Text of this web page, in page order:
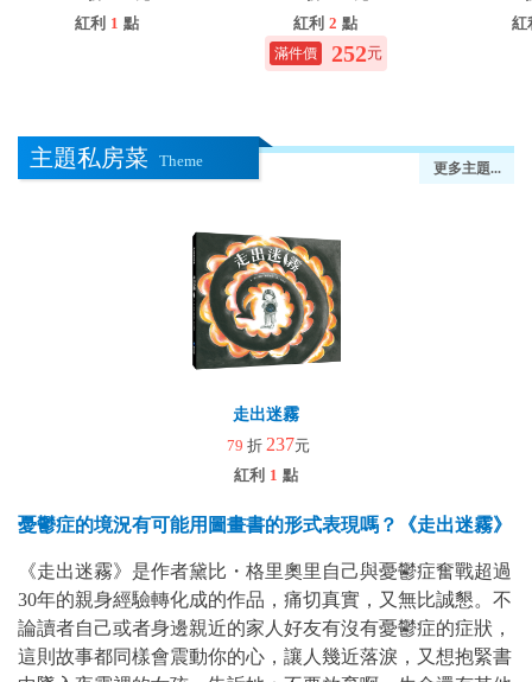
紅利 1 點
紅利 2 點
252元
紅
主題私房菜 Theme 更多主題...
走出迷霧
79 折 237元
紅利 1 點
憂鬱症的境況有可能用圖畫書的形式表現嗎？《走出迷霧》
《走出迷霧》是作者黛比・格里奧里自己與憂鬱症奮戰超過
30年的親身經驗轉化成的作品，痛切真實，又無比誠懇。不
論讀者自己或者身邊親近的家人好友有沒有憂鬱症的症狀，
這則故事都同樣會震動你的心，讓人幾近落淚，又想抱緊書